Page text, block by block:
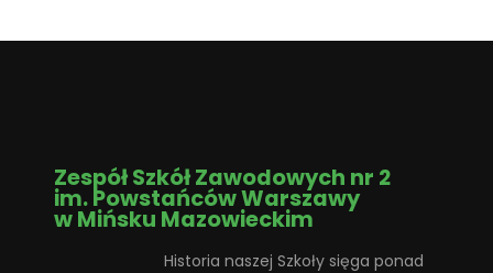
Zespół Szkół Zawodowych nr 2
im. Powstańców Warszawy
w Mińsku Mazowieckim
Historia naszej Szkoły sięga ponad